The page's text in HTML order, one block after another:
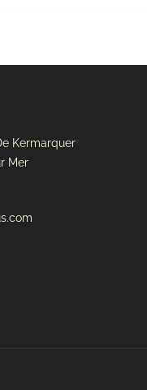
Kermarquer
Mer